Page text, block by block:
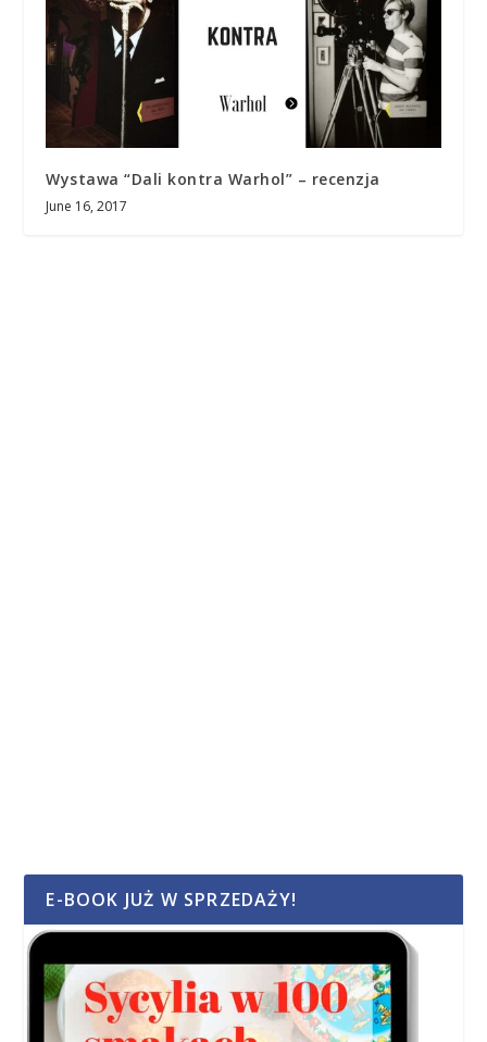
Wystawa “Dali kontra Warhol” – recenzja
June 16, 2017
E-BOOK JUŻ W SPRZEDAŻY!